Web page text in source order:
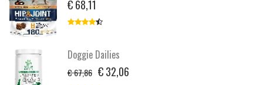
€ 68,11
Doggie Dailies
€ 67,86 € 32,06